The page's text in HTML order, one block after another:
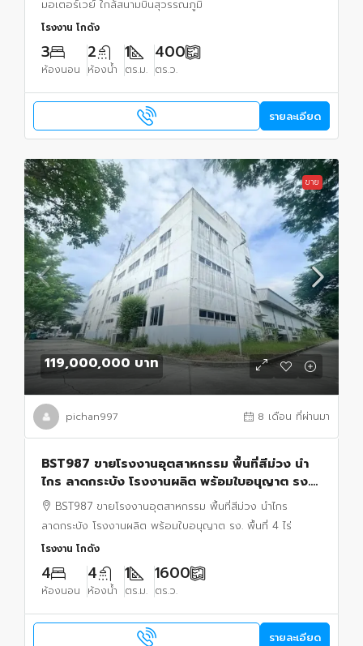
มอเตอร์เวย์ ใกล้สนามบินสุวรรณภูมิ
โรงงาน โกดัง
3
ห้องนอน
2
ห้องน้ำ
1
ตร.ม.
400
ตร.ว.
รายละเอียด
ขาย
119,000,000 บาท
pichan997 8 เดือน ที่ผ่านมา
BST987 ขายโรงงานอุตสาหกรรม พื้นที่สีม่วง นำ
ไกร ลาดกระบัง โรงงานผลิต พร้อมใบอนุญาต รง.
พื้นที่ 4 ไร่
BST987 ขายโรงงานอุตสาหกรรม พื้นที่สีม่วง นำไกร
ลาดกระบัง โรงงานผลิต พร้อมใบอนุญาต รง. พื้นที่ 4 ไร่
โรงงาน โกดัง
4
ห้องนอน
4
ห้องน้ำ
1
ตร.ม.
1600
ตร.ว.
รายละเอียด